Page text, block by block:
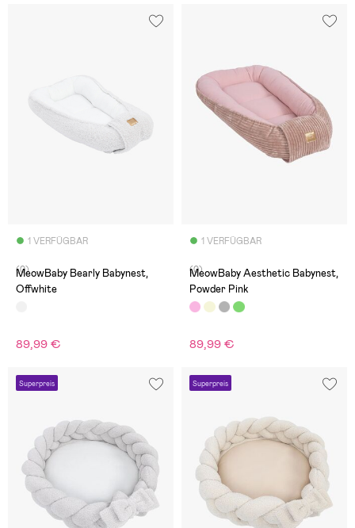
1 VERFÜGBAR
(0)
MeowBaby Bearly Babynest,
Offwhite
89,99 €
1 VERFÜGBAR
(0)
MeowBaby Aesthetic Babynest,
Powder Pink
89,99 €
Superpreis Superpreis